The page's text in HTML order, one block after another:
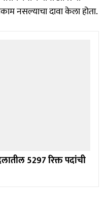
नसल्याचा दावा केला होता.
5297 रिक्त पदांची